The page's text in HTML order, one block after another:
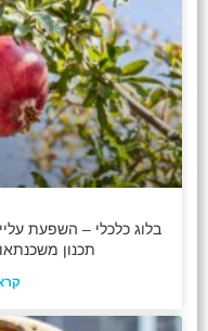
בלוג כלכלי – השפעת
תכנון